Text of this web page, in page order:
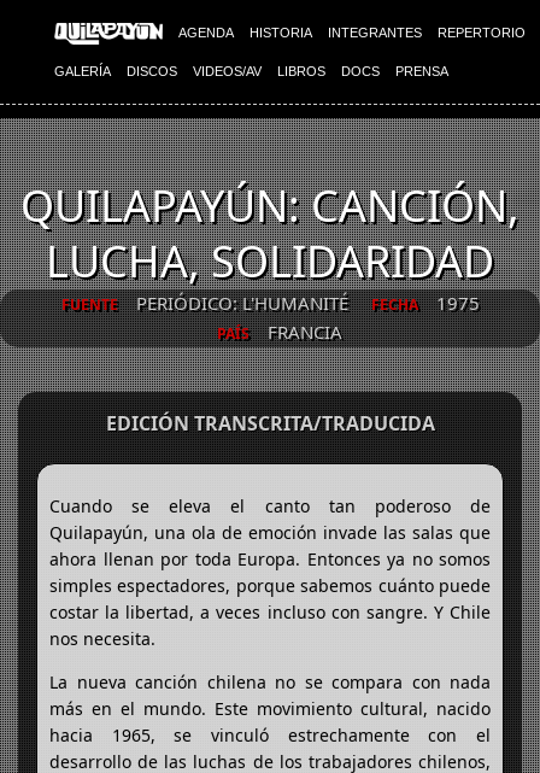
AGENDA HISTORIA INTEGRANTES REPERTORIO
GALERÍA DISCOS VIDEOS/AV LIBROS DOCS PRENSA
QUILAPAYÚN: CANCIÓN,
LUCHA, SOLIDARIDAD
FUENTE PERIÓDICO: L'HUMANITÉ FECHA 1975
PAÍS FRANCIA
EDICIÓN TRANSCRITA/TRADUCIDA
Cuando se eleva el canto tan poderoso de
Quilapayún, una ola de emoción invade las salas que
ahora llenan por toda Europa. Entonces ya no somos
simples espectadores, porque sabemos cuánto puede
costar la libertad, a veces incluso con sangre. Y Chile
nos necesita.
La nueva canción chilena no se compara con nada
más en el mundo. Este movimiento cultural, nacido
hacia 1965, se vinculó estrechamente con el
desarrollo de las luchas de los trabajadores chilenos,